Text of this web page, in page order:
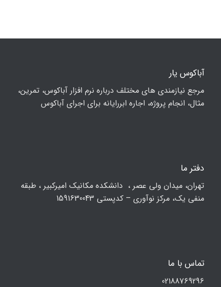
آباکوس یار
مرجع نیازمندی های مختلف درباره نرم افزار آباکوس، تمرین،
مثال، انجام پروژه، اجاره ابررایانه برای اجرای آباکوس
دفتر ما
تهران، ميدان ولي عصر ، دانشکده مكانيك امیرکبیر ، طبقه
منفی یک، مرکز نوآوری – کدپستی 1591630043
تماس با ما
02188769296